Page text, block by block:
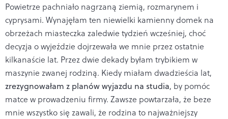
Powietrze pachniało nagrzaną ziemią, rozmarynem i
cyprysami. Wynajęłam ten niewielki kamienny domek na
obrzeżach miasteczka zaledwie tydzień wcześniej, choć
decyzja o wyjeździe dojrzewała we mnie przez ostatnie
kilkanaście lat. Przez dwie dekady byłam trybikiem w
maszynie zwanej rodziną. Kiedy miałam dwadzieścia lat,
zrezygnowałam z planów wyjazdu na studia, by pomóc
matce w prowadzeniu firmy. Zawsze powtarzała, że beze
mnie wszystko się zawali, że rodzina to najważniejszy